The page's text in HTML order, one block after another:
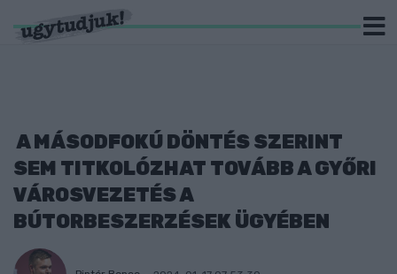
A MÁSODFOKÚ DÖNTÉS SZERINT
SEM TITKOLÓZHAT TOVÁBB A GYŐRI
VÁROSVEZETÉS A
BÚTORBESZERZÉSEK ÜGYÉBEN